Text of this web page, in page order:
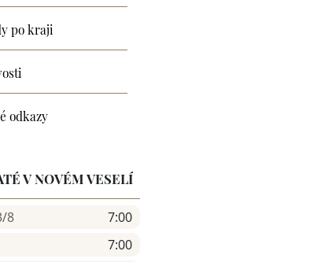
po kraji
odkazy
V NOVÉM VESELÍ
8
7:00
7:00